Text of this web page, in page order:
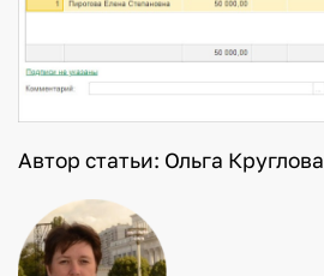
Автор статьи: Ольга Круглова